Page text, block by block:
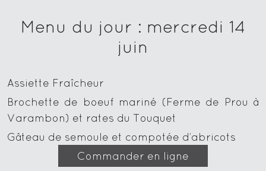
Menu du jour : mercredi 14
juin
Assiette Fraîcheur
Brochette de boeuf mariné (Ferme de Prou à
Varambon) et rates du Touquet
Gâteau de semoule et compotée d’abricots
Commander en ligne